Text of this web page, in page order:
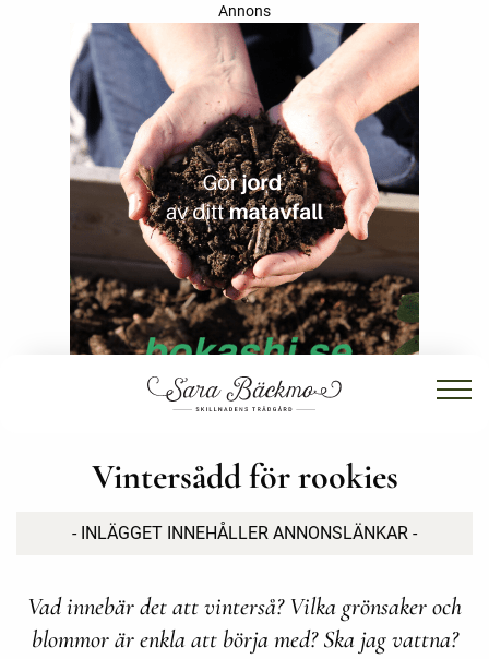
Annons
Vintersådd för rookies
- INLÄGGET INNEHÅLLER ANNONSLÄNKAR -
Vad innebär det att vinterså? Vilka grönsaker och
blommor är enkla att börja med? Ska jag vattna?